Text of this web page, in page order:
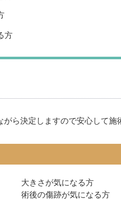
方
ら決定しますので安心して施
大きさが気になる方
術後の傷跡が気になる方